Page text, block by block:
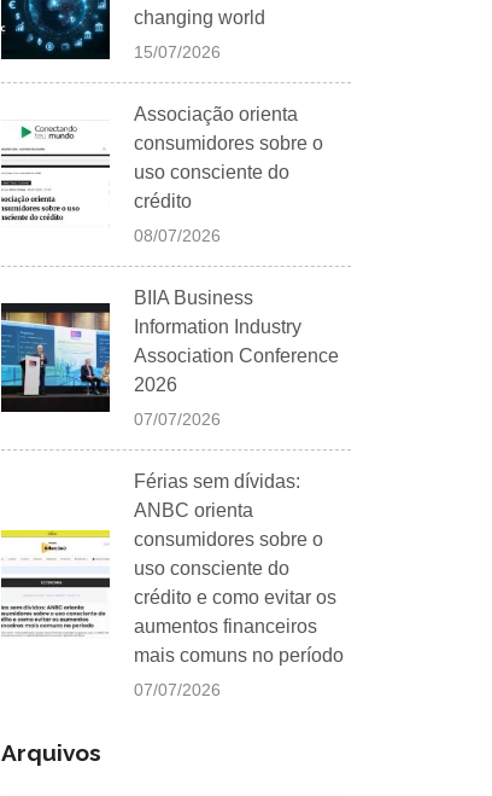
changing world
15/07/2026
Associação orienta
consumidores sobre o
uso consciente do
crédito
08/07/2026
BIIA Business
Information Industry
Association Conference
2026
07/07/2026
Férias sem dívidas:
ANBC orienta
consumidores sobre o
uso consciente do
crédito e como evitar os
aumentos financeiros
mais comuns no período
07/07/2026
Arquivos